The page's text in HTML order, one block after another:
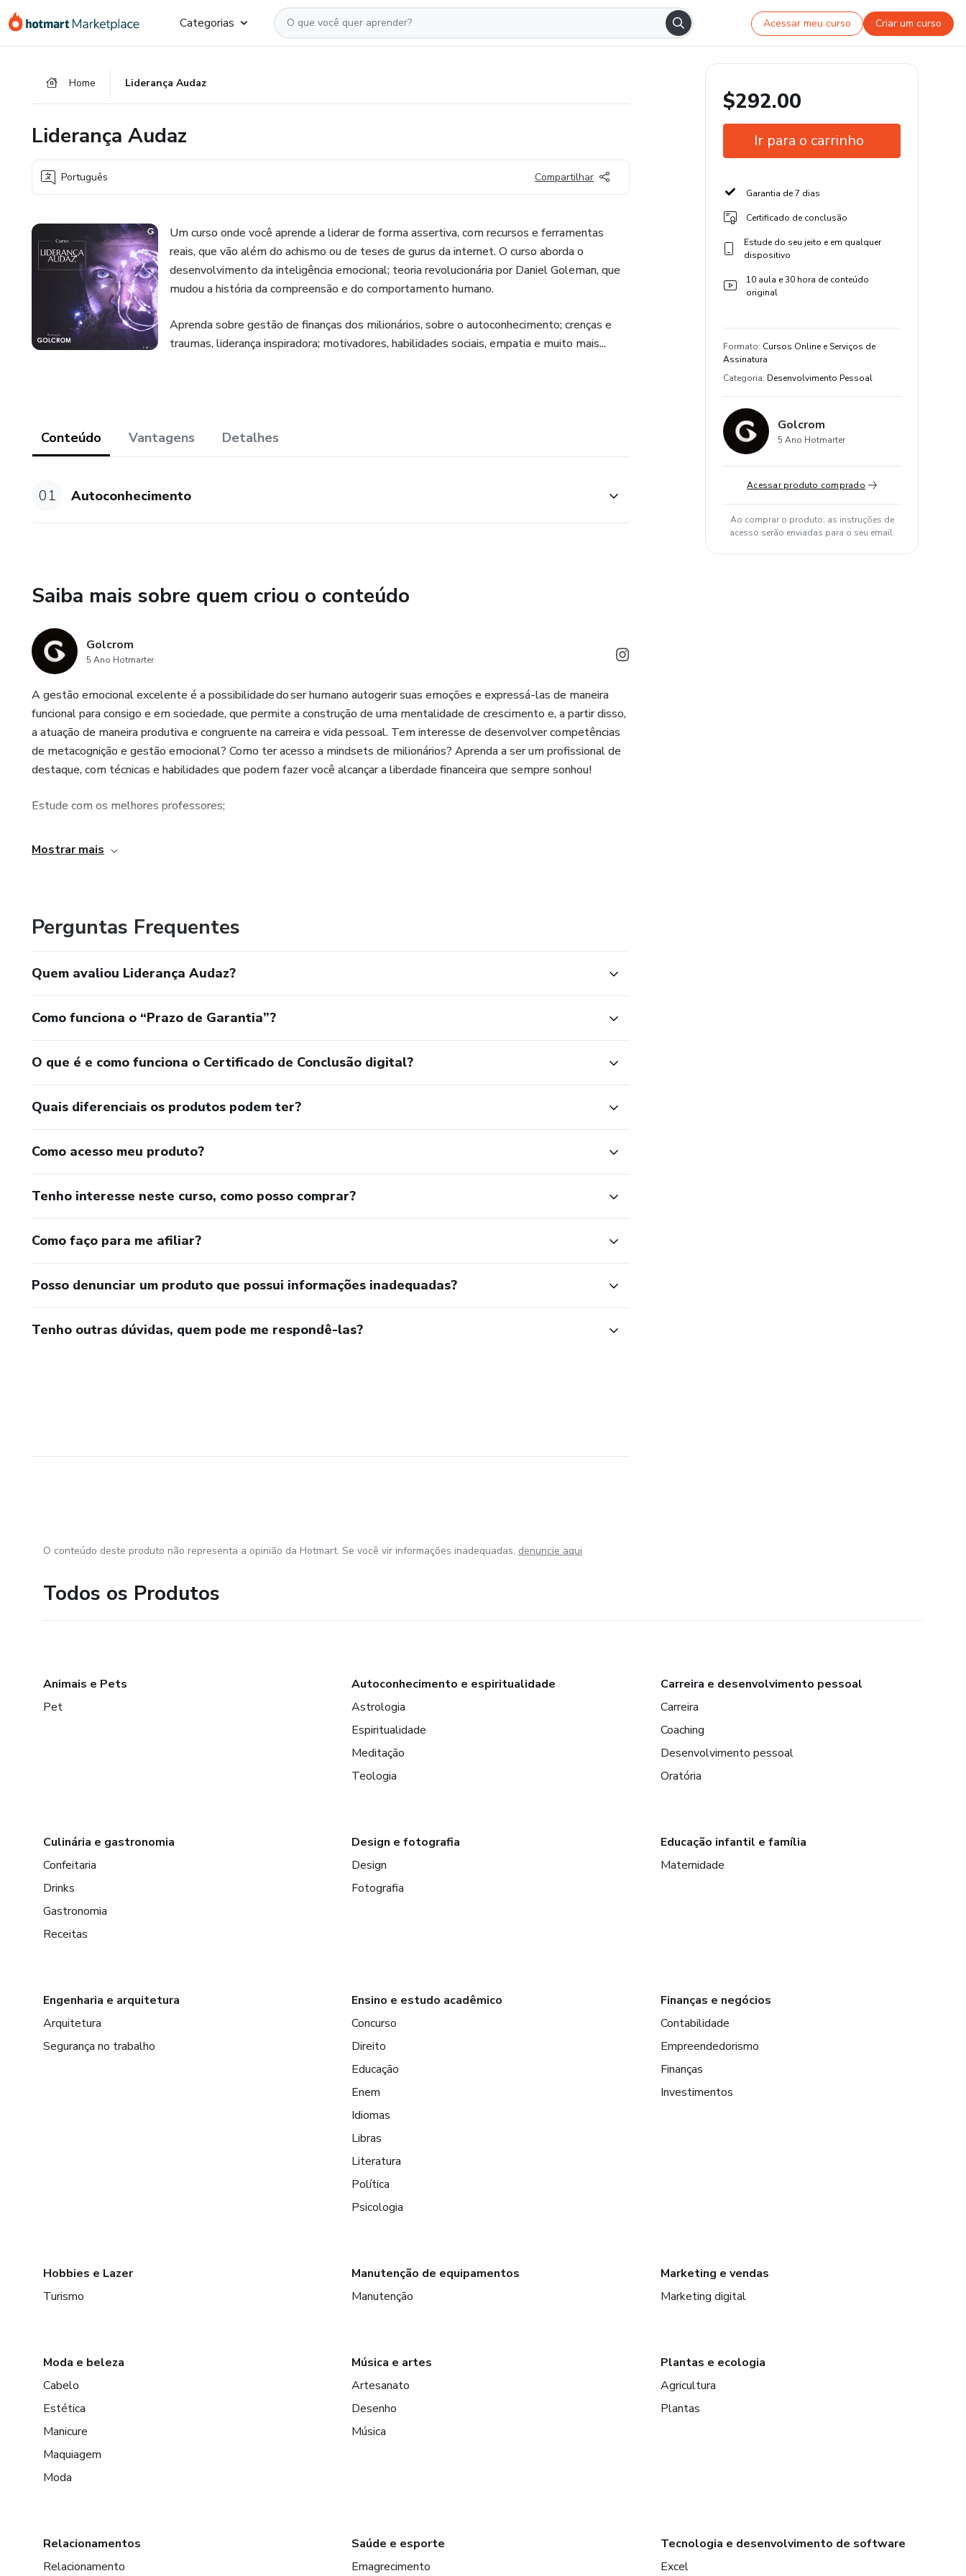
para
para
para
Categorias Acessar meu curso Criar um curso
Home Liderança Audaz
Liderança Audaz
Português Compartilhar
Um curso onde você aprende a liderar de forma assertiva, com recursos e ferramentas
reais, que vão além do achismo ou de teses de gurus da internet. O curso aborda o
desenvolvimento da inteligência emocional; teoria revolucionária por Daniel Goleman, que
mudou a história da compreensão e do comportamento humano.
Aprenda sobre gestão de finanças dos milionários, sobre o autoconhecimento; crenças e
traumas, liderança inspiradora; motivadores, habilidades sociais, empatia e muito mais...
Conteúdo Vantagens Detalhes
01 Autoconhecimento
Saiba mais sobre quem criou o conteúdo
Golcrom
5 Ano Hotmarter
A gestão emocional excelente é a possibilidade do ser humano autogerir suas emoções e expressá-las de maneira
funcional para consigo e em sociedade, que permite a construção de uma mentalidade de crescimento e, a partir disso,
a atuação de maneira produtiva e congruente na carreira e vida pessoal. Tem interesse de desenvolver competências
de metacognição e gestão emocional? Como ter acesso a mindsets de milionários? Aprenda a ser um profissional de
destaque, com técnicas e habilidades que podem fazer você alcançar a liberdade financeira que sempre sonhou!
Estude com os melhores professores;
Mostrar mais
Perguntas Frequentes
Quem avaliou Liderança Audaz?
Como funciona o “Prazo de Garantia”?
O que é e como funciona o Certificado de Conclusão digital?
Quais diferenciais os produtos podem ter?
Como acesso meu produto?
Tenho interesse neste curso, como posso comprar?
Como faço para me afiliar?
Posso denunciar um produto que possui informações inadequadas?
Tenho outras dúvidas, quem pode me respondê-las?
$292.00
Ir para o carrinho
Garantia de 7 dias
Certificado de conclusão
Estude do seu jeito e em qualquer
dispositivo
10 aula e 30 hora de conteúdo
original
Formato: Cursos Online e Serviços de
Assinatura
Categoria: Desenvolvimento Pessoal
Golcrom
5 Ano Hotmarter
Acessar produto comprado
Ao comprar o produto, as instruções de
acesso serão enviadas para o seu email.
O conteúdo deste produto não representa a opinião da Hotmart. Se você vir informações inadequadas, denuncie aqui
Todos os Produtos
Animais e Pets
Pet
Autoconhecimento e espiritualidade
Astrologia
Espiritualidade
Meditação
Teologia
Carreira e desenvolvimento pessoal
Carreira
Coaching
Desenvolvimento pessoal
Oratória
Culinária e gastronomia
Confeitaria
Drinks
Gastronomia
Receitas
Design e fotografia
Design
Fotografia
Educação infantil e família
Maternidade
Engenharia e arquitetura
Arquitetura
Segurança no trabalho
Ensino e estudo acadêmico
Concurso
Direito
Educação
Enem
Idiomas
Libras
Literatura
Política
Psicologia
Finanças e negócios
Contabilidade
Empreendedorismo
Finanças
Investimentos
Hobbies e Lazer
Turismo
Manutenção de equipamentos
Manutenção
Marketing e vendas
Marketing digital
Moda e beleza
Cabelo
Estética
Manicure
Maquiagem
Moda
Música e artes
Artesanato
Desenho
Música
Plantas e ecologia
Agricultura
Plantas
Relacionamentos
Relacionamento
Saúde e esporte
Emagrecimento
Tecnologia e desenvolvimento de software
Excel